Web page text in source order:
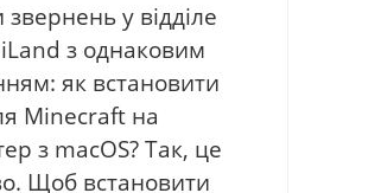
звернень у відділе
iLand з однаковим
як встановити
Minecraft на
з macOS? Так, це
Щоб встановити